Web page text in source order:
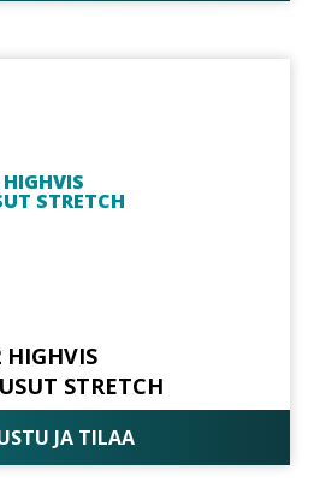
HIGHVIS
STRETCH
JA TILAA